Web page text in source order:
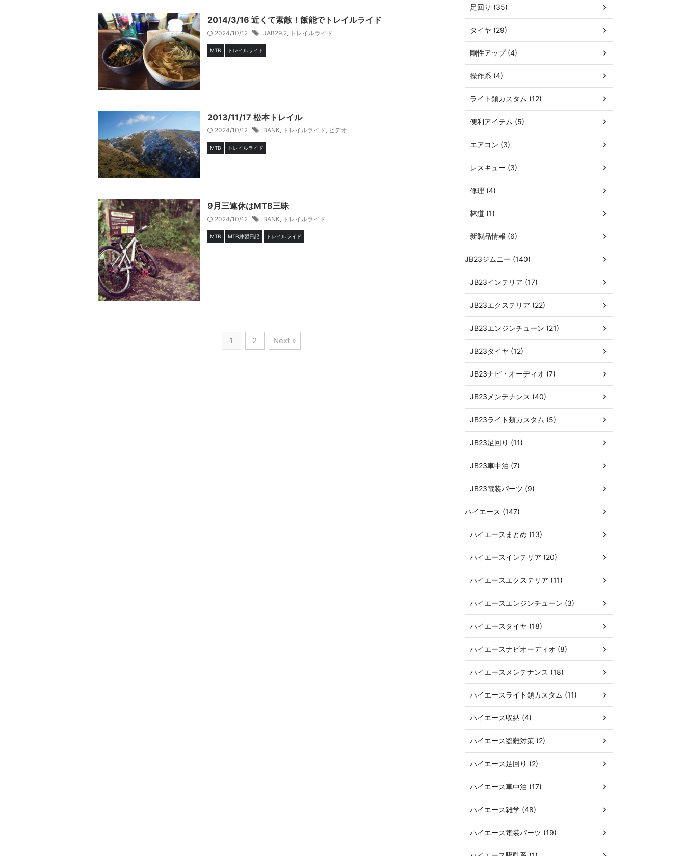
2014/3/16 近くて素敵！飯能でトレイルライド
2024/10/12 JAB29.2 トレイルライド
MTB トレイルライド
2013/11/17 松本トレイル
2024/10/12 BANK トレイルライド ビデオ
MTB トレイルライド
9月三連休はMTB三昧
2024/10/12 BANK トレイルライド
MTB MTB練習日記 トレイルライド
1 2 Next »
足回り (35)
タイヤ (29)
剛性アップ (4)
操作系 (4)
ライト類カスタム (12)
便利アイテム (5)
エアコン (3)
レスキュー (3)
修理 (4)
林道 (1)
新製品情報 (6)
JB23ジムニー (140)
JB23インテリア (17)
JB23エクステリア (22)
JB23エンジンチューン (21)
JB23タイヤ (12)
JB23ナビ・オーディオ (7)
JB23メンテナンス (40)
JB23ライト類カスタム (5)
JB23足回り (11)
JB23車中泊 (7)
JB23電装パーツ (9)
ハイエース (147)
ハイエースまとめ (13)
ハイエースインテリア (20)
ハイエースエクステリア (11)
ハイエースエンジンチューン (3)
ハイエースタイヤ (18)
ハイエースナビオーディオ (8)
ハイエースメンテナンス (18)
ハイエースライト類カスタム (11)
ハイエース収納 (4)
ハイエース盗難対策 (2)
ハイエース足回り (2)
ハイエース車中泊 (17)
ハイエース雑学 (48)
ハイエース電装パーツ (19)